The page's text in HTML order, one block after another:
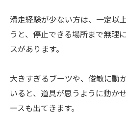
滑走経験が少ない方は、一定以
うと、停止できる場所まで無理
スがあります。
大きすぎるブーツや、俊敏に動
いると、道具が思うように動か
ースも出てきます。